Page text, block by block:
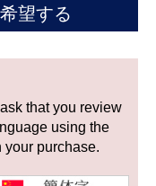
パネライ
す
未使用品
望する
that you review
using the
your purchase.